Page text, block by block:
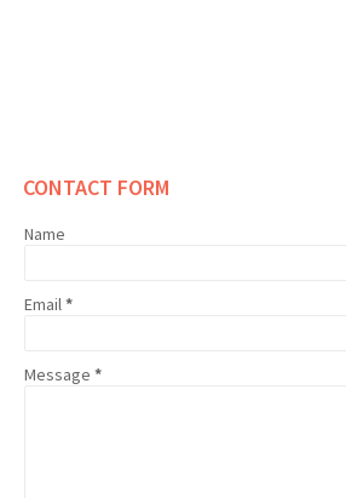
CONTACT FORM
Name
Email*
Message *